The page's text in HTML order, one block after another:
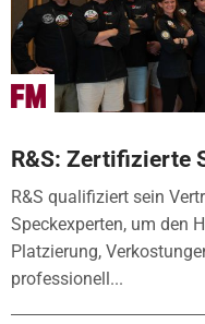
R&S: Zertifizierte
R&S qualifiziert sein
Speckexperten, um den
Platzierung,
professionell...